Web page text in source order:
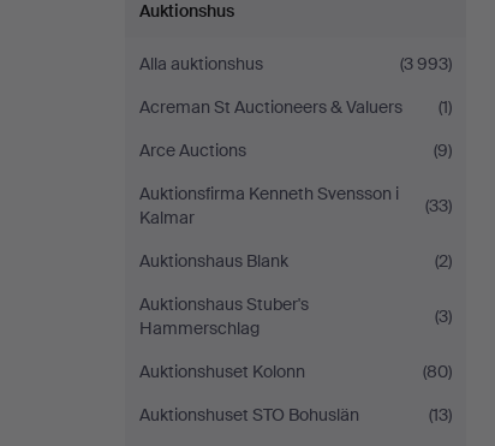
Auktionshus
Alla auktionshus
(3 993)
Acreman St Auctioneers & Valuers
(1)
Arce Auctions
(9)
Auktionsfirma Kenneth Svensson i
Kalmar
(33)
Auktionshaus Blank
(2)
Auktionshaus Stuber's
Hammerschlag
(3)
Auktionshuset Kolonn
(80)
Auktionshuset STO Bohuslän
(13)